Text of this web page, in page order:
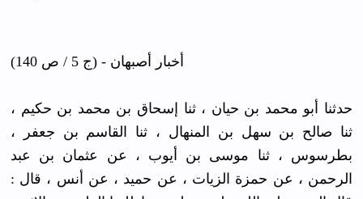
أخبار أصبهان - (ج 5 / ص 140)
حدثنا أبو محمد بن حيان ، ثنا إسحاق بن محمد بن حكيم ،
ثنا صالح بن سهل بن المنهال ، ثنا القاسم بن جعفر ،
بطرسوس ، ثنا موسى بن أيوب ، عن عثمان بن عبد
الرحمن ، عن حمزة الزيات ، عن حميد ، عن أنس ، قال :